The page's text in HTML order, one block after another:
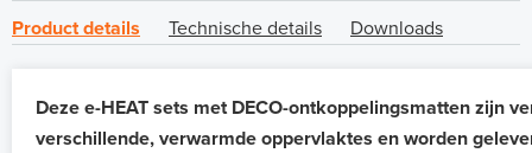
Product details Technische details Downloads
Deze e-HEAT sets met DECO-ontkoppelingsmatten zijn
verschillende, verwarmde oppervlaktes en worden